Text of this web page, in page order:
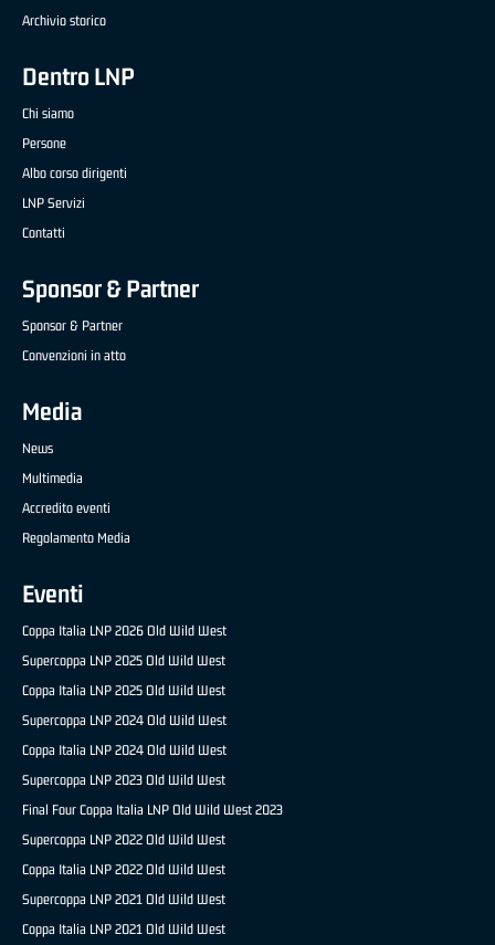
Archivio storico
Dentro LNP
Chi siamo
Persone
Albo corso dirigenti
LNP Servizi
Contatti
Sponsor & Partner
Sponsor & Partner
Convenzioni in atto
Media
News
Multimedia
Accredito eventi
Regolamento Media
Eventi
Coppa Italia LNP 2026 Old Wild West
Supercoppa LNP 2025 Old Wild West
Coppa Italia LNP 2025 Old Wild West
Supercoppa LNP 2024 Old Wild West
Coppa Italia LNP 2024 Old Wild West
Supercoppa LNP 2023 Old Wild West
Final Four Coppa Italia LNP Old Wild West 2023
Supercoppa LNP 2022 Old Wild West
Coppa Italia LNP 2022 Old Wild West
Supercoppa LNP 2021 Old Wild West
Coppa Italia LNP 2021 Old Wild West